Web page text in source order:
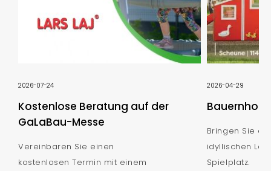
2026-07-24
Kostenlose Beratung auf der
GaLaBau-Messe
Vereinbaren Sie einen
kostenlosen Termin mit einem
2026-04-29
Bauernhof
Bringen Sie
idyllischen
Spielplatz.